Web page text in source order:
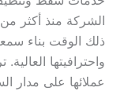
الشركة منذ أكثر
ذلك الوقت بناء
واحترافيتها
عملائها على مدار